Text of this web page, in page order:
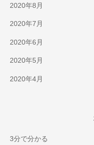
2020年8月
2020年7月
2020年6月
2020年5月
2020年4月
3分で分かる